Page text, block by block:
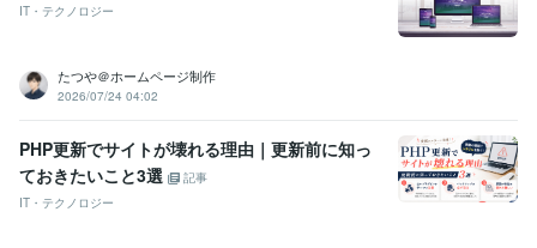
IT・テクノロジー
たつや＠ホームページ制作
2026/07/24 04:02
PHP更新でサイトが壊れる理由｜更新前に知っ
ておきたいこと3選
記事
IT・テクノロジー